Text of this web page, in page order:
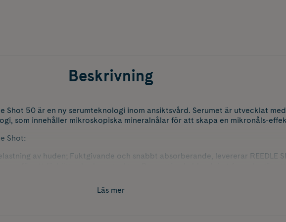
Beskrivning
Shot 50 är en ny serumteknologi inom ansiktsvård. Serumet är utvecklat med
som innehåller mikroskopiska mineralnålar för att skapa en mikronåls-
Shot:
av huden; Fuktgivande och snabbt absorberande, levererar REEDLE
CICA REEDLE är tillverkat av kisel, ett naturligt mineral. Det stimulerar
Läs mer